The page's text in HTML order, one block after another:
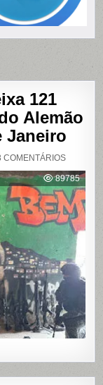
121
Alemão
Janeiro
COMENTÁRIOSEM
POLICIAL
DEIXA
121
MORTOS
NOS
DO
ALEMÃO
PENHA,
NO
RIO
89785